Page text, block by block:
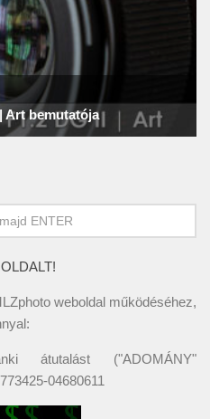
weboldal működéséhez,
átutalást ("ADOMÁNY"
04680611